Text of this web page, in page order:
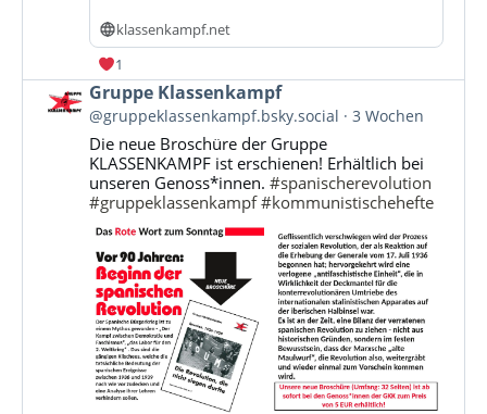
klassenkampf.net
1
Beitrag
von
Gruppe
Klassenkampf
Bluesky
ansehen
Gruppe Klassenkampf
@gruppeklassenkampf.bsky.social 3 Wochen
Die neue Broschüre der Gruppe
KLASSENKAMPF ist erschienen! Erhältlich bei
unseren Genoss*innen.#spanischerevolution
#gruppeklassenkampf #kommunistischehefte